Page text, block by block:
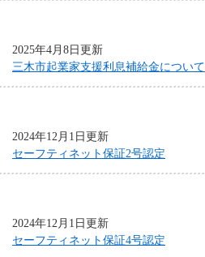
2025年4月8日更新
三木市起業家支援利息補給金について
2024年12月1日更新
セーフティネット保証2号認定
2024年12月1日更新
セーフティネット保証4号認定